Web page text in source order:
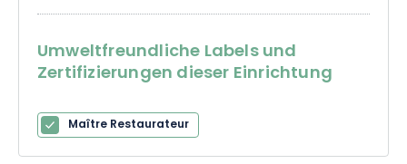
Umweltfreundliche Labels und
Zertifizierungen dieser Einrichtung
Maître Restaurateur